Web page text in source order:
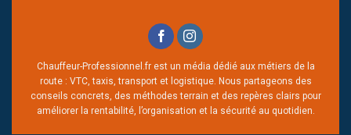
Chauffeur-Professionnel.fr est un média dédié aux métiers de la
route : VTC, taxis, transport et logistique. Nous partageons des
conseils concrets, des méthodes terrain et des repères clairs pour
améliorer la rentabilité, l’organisation et la sécurité au quotidien.